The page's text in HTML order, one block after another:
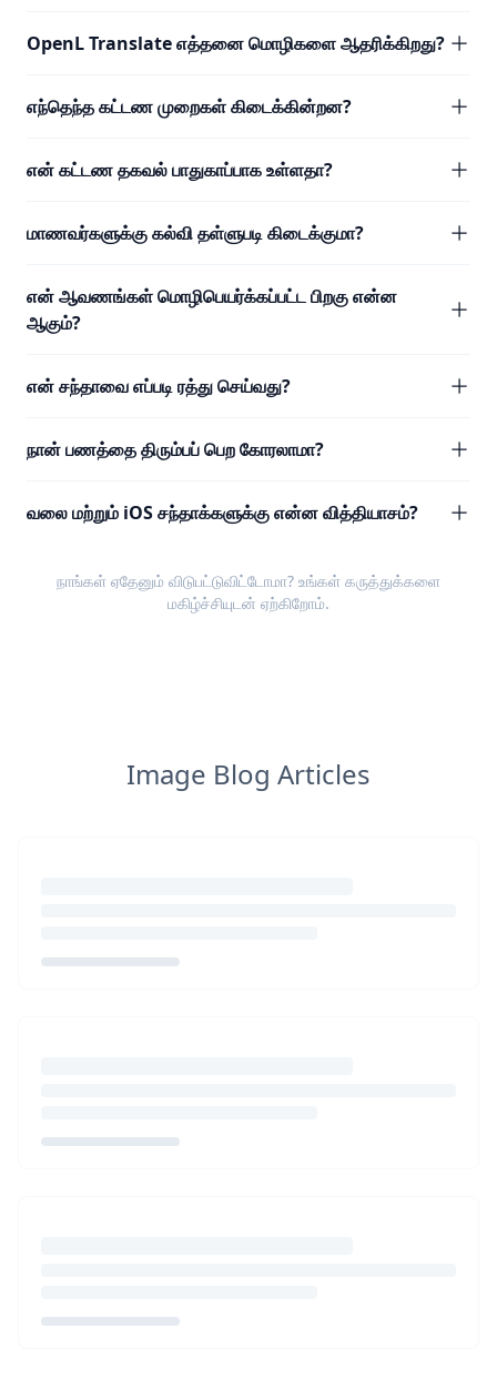
OpenL Translate எத்தனை மொழிகளை ஆதரிக்கிறது?
எந்தெந்த கட்டண முறைகள் கிடைக்கின்றன?
என் கட்டண தகவல் பாதுகாப்பாக உள்ளதா?
மாணவர்களுக்கு கல்வி தள்ளுபடி கிடைக்குமா?
என் ஆவணங்கள் மொழிபெயர்க்கப்பட்ட பிறகு என்ன
ஆகும்?
என் சந்தாவை எப்படி ரத்து செய்வது?
நான் பணத்தை திரும்பப் பெற கோரலாமா?
வலை மற்றும் iOS சந்தாக்களுக்கு என்ன வித்தியாசம்?
நாங்கள் ஏதேனும் விடுபட்டுவிட்டோமா? உங்கள் கருத்துக்களை
மகிழ்ச்சியுடன் ஏற்கிறோம்.
Image Blog Articles